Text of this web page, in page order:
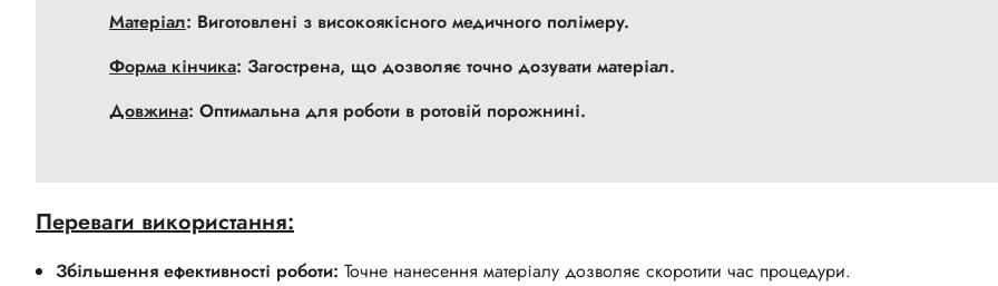
Матеріал: Виготовлені з високоякісного медичного полімеру.
Форма кінчика: Загострена, що дозволяє точно дозувати матеріал.
Довжина: Оптимальна для роботи в ротовій порожнині.
Переваги використання:
Збільшення ефективності роботи: Точне нанесення матеріалу дозволяє скоротити час процедури.